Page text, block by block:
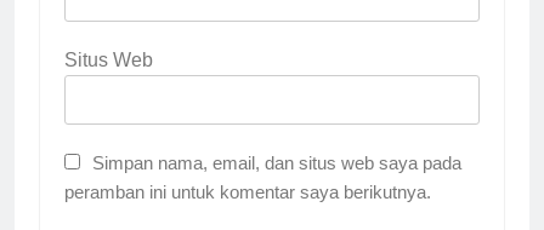
Situs Web
Simpan nama, email, dan situs web saya pada
peramban ini untuk komentar saya berikutnya.